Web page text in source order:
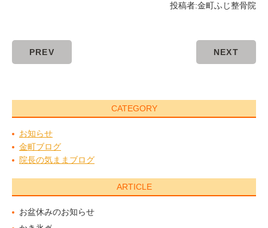
投稿者:金町ふじ整骨院
PREV NEXT
CATEGORY
お知らせ
金町ブログ
院長の気ままブログ
ARTICLE
お盆休みのお知らせ